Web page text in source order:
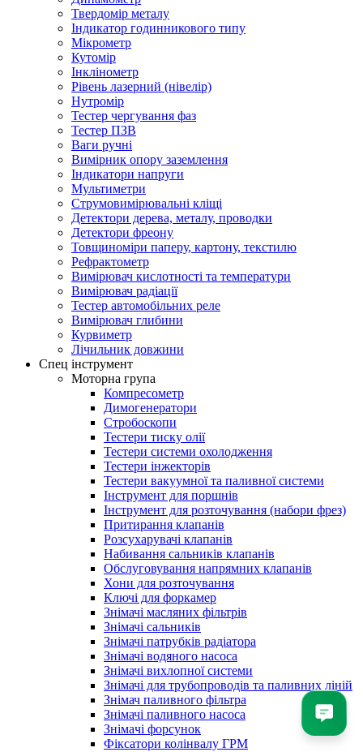
Твердомір металу
Індикатор годинникового типу
Мікрометр
Кутомір
Інклінометр
Рівень лазерний (нівелір)
Нутромір
Тестер чергування фаз
Тестер ПЗВ
Ваги ручні
Вимірник опору заземлення
Індикатори напруги
Мультиметри
Струмовимірювальні кліщі
Детектори дерева, металу, проводки
Детектори фреону
Товщиноміри паперу, картону, текстилю
Рефрактометр
Вимірювач кислотності та температури
Вимірювач радіації
Тестер автомобільних реле
Вимірювач глибини
Курвиметр
Лічильник довжини
Спец інструмент
Моторна група
Компресометр
Димогенератори
Стробоскопи
Тестери тиску олії
Тестери системи охолодження
Тестери інжекторів
Тестери вакуумної та паливної системи
Інструмент для поршнів
Інструмент для розточування (набори фрез)
Притирання клапанів
Розсухарувачі клапанів
Набивання сальників клапанів
Обслуговування напрямних клапанів
Хони для розточування
Ключі для форкамер
Знімачі масляних фільтрів
Знімачі сальників
Знімачі патрубків радіатора
Знімачі водяного насоса
Знімачі вихлопної системи
Знімачі для трубопроводів та паливних ліній
Знімач паливного фільтра
Знімачі паливного насоса
Знімaчі форсунок
Фіксатори колінвалу ГРМ